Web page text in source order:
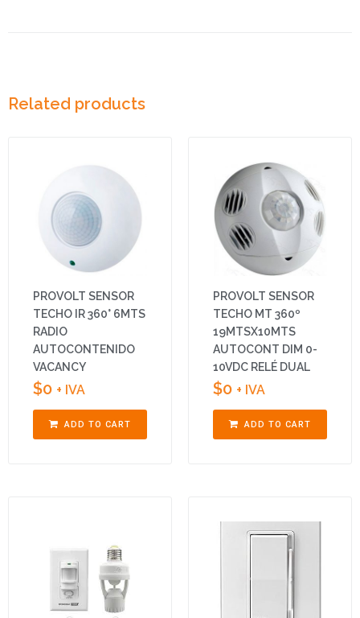
Related products
PROVOLT SENSOR
TECHO IR 360° 6MTS
RADIO
AUTOCONTENIDO
VACANCY
$0 + IVA
ADD TO CART
PROVOLT SENSOR
TECHO MT 360º
19MTSX10MTS
AUTOCONT DIM 0-
10VDC RELÉ DUAL
$0 + IVA
ADD TO CART